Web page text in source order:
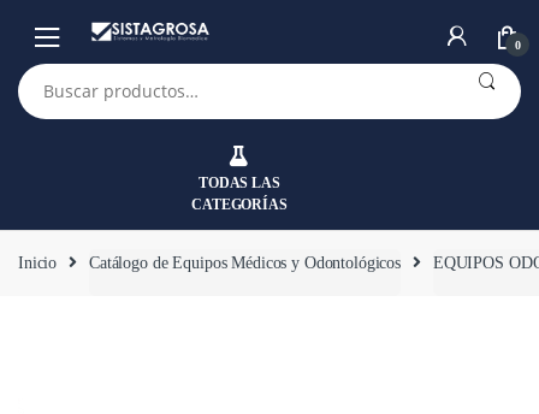
navegación
contenido
0
Buscar
por:
TODAS LAS
CATEGORÍAS
Inicio Catálogo de Equipos Médicos y Odontológicos EQUIPOS